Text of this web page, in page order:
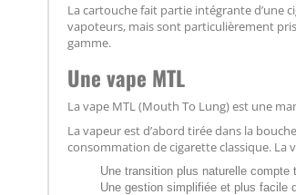
La cartouche fait partie intégrante d’une
vapoteurs, mais sont particulièrement
gamme.
Une vape MTL
La vape MTL (Mouth To Lung) est une
La vapeur est d’abord tirée dans la
consommation de cigarette classique. La
Une transition plus naturelle
Une gestion simplifiée et plus facile